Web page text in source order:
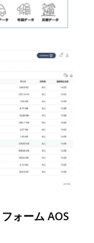
ォーム AOS